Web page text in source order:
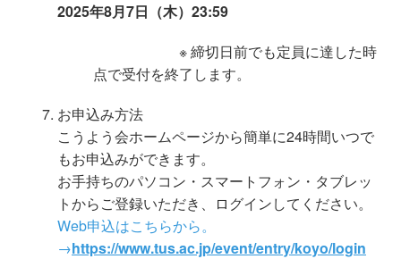
2025年8月7日（木）23:59
※ 締切日前でも定員に達した時
点で受付を終了します。
お申込み方法
こうよう会ホームページから簡単に24時間いつで
もお申込みができます。
お手持ちのパソコン・スマートフォン・タブレッ
トからご登録いただき、ログインしてください。
Web申込はこちらから。
→https://www.tus.ac.jp/event/entry/koyo/login